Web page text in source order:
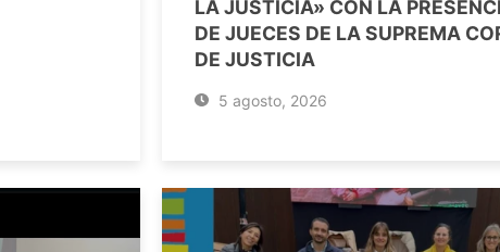
LA JUSTICIA» CON LA
DE JUECES DE LA SUPREMA
DE JUSTICIA
5 agosto, 2026